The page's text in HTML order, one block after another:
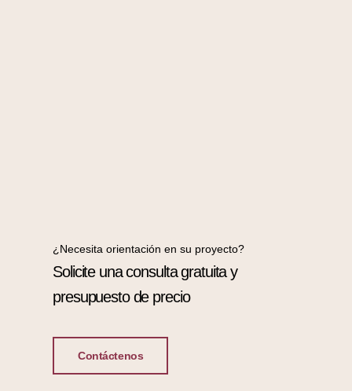
¿Necesita orientación en su proyecto?
Solicite una consulta gratuita y
presupuesto de precio
Contáctenos